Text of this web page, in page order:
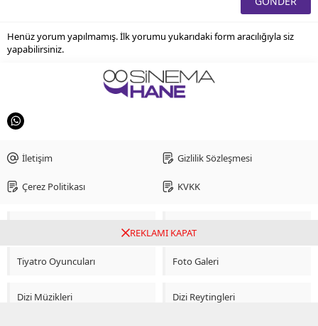
Henüz yorum yapılmamış. İlk yorumu yukarıdaki form aracılığıyla siz
yapabilirsiniz.
İletişim Gizlilik Sözleşmesi
Çerez Politikası KVKK
Tiyatro Oyuncuları Foto Galeri
Dizi Müzikleri Dizi Reytingleri
REKLAMI KAPAT